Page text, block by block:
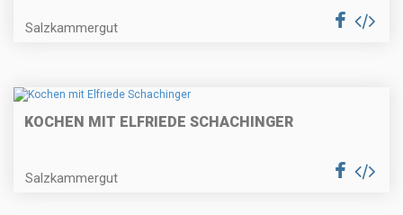
Salzkammergut
KOCHEN MIT ELFRIEDE SCHACHINGER
Salzkammergut